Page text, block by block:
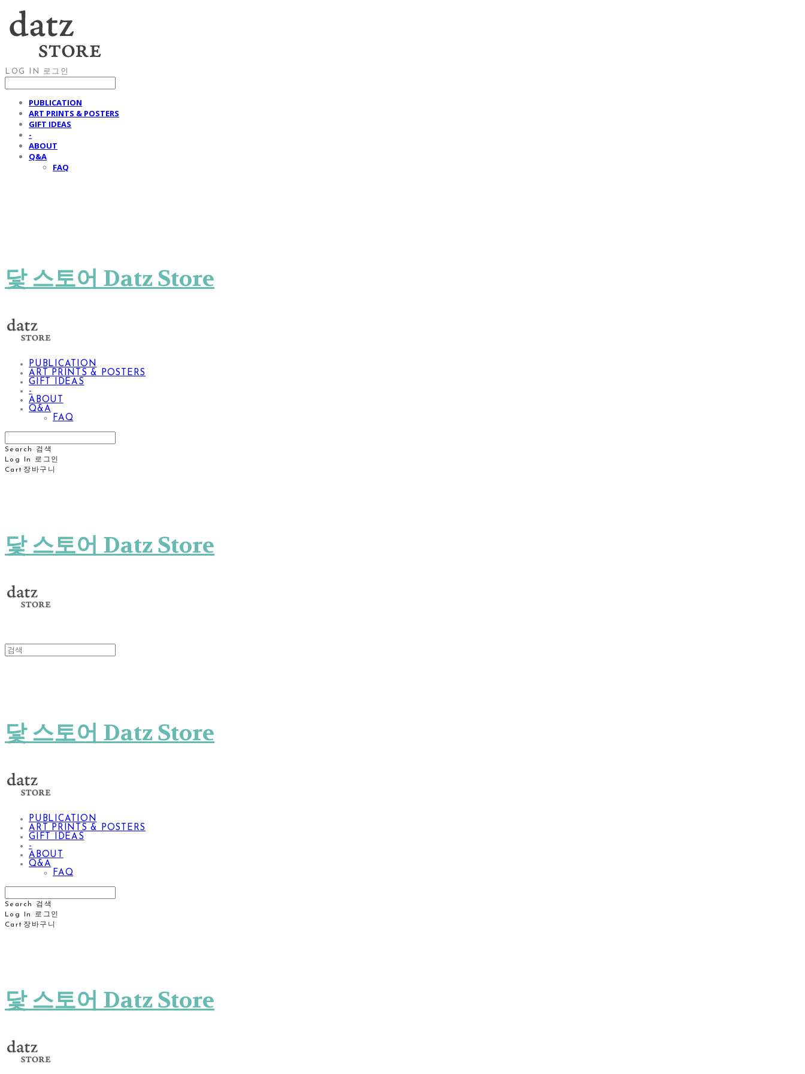
LOG IN 로그인
PUBLICATION
ART PRINTS & POSTERS
GIFT IDEAS
-
ABOUT
Q&A
FAQ
닻 스토어 Datz Store
PUBLICATION
ART PRINTS & POSTERS
GIFT IDEAS
-
ABOUT
Q&A
FAQ
Search
검색
Log In
로그인
Cart 장바구니
닻 스토어 Datz Store
닻 스토어 Datz Store
PUBLICATION
ART PRINTS & POSTERS
GIFT IDEAS
-
ABOUT
Q&A
FAQ
Search
검색
Log In
로그인
Cart 장바구니
닻 스토어 Datz Store